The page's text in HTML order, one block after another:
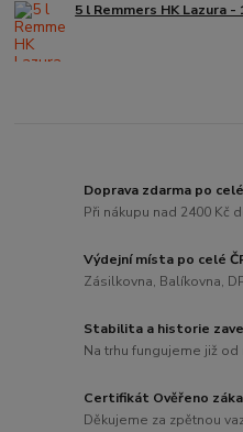
5 l Remmers HK Lazura
Doprava zdarma po
Při nákupu nad 2400 Kč
Výdejní místa po celé
Zásilkovna, Balíkovna,
Stabilita a historie
Na trhu fungujeme již od
Certifikát Ověřeno
Děkujeme za zpětnou